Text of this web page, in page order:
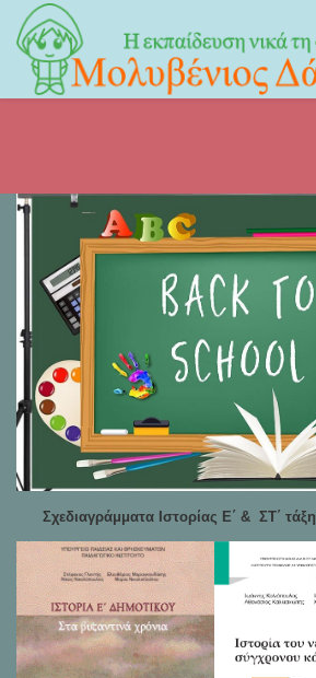
Σχεδιαγράμματα Ιστορίας Ε΄ & ΣΤ΄